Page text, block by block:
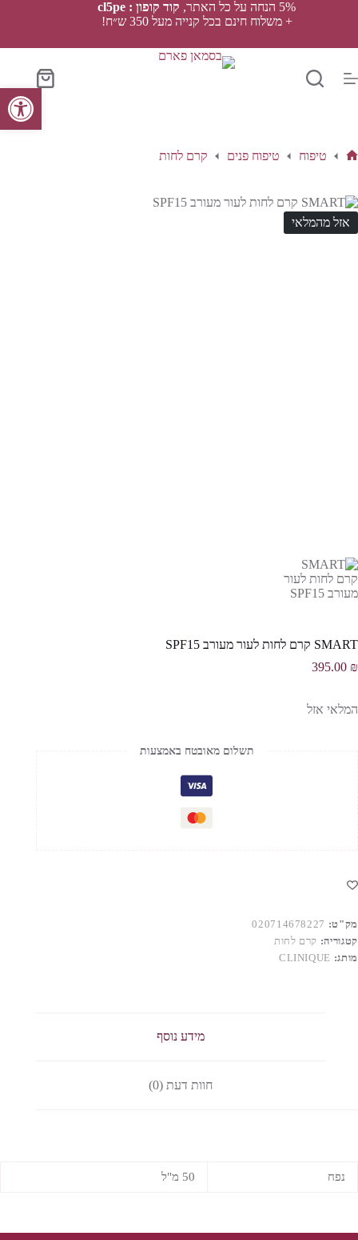
פתח סרגל נגישות
5% הנחה על כל האתר,
קוד קופון : cl5pe
+ משלוח חינם בכל קנייה מעל 350 ש״ח!
סל
הקניות
טיפוח טיפוח פנים קרם לחות
אזל מהמלאי
SMART קרם לחות לעור מעורב SPF15
395.00 ₪
המלאי אזל
תשלום מאובטח באמצעות
מק"ט: 020714678227
קטגוריה: קרם לחות
מותג: CLINIQUE
מידע נוסף
חוות דעת (0)
נפח 50 מ"ל